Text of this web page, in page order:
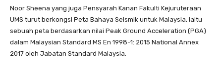
Noor Sheena yang juga Pensyarah Kanan Fakulti Kejuruteraan
UMS turut berkongsi Peta Bahaya Seismik untuk Malaysia, iaitu
sebuah peta berdasarkan nilai Peak Ground Acceleration (PGA)
dalam Malaysian Standard MS En 1998-1: 2015 National Annex
2017 oleh Jabatan Standard Malaysia.